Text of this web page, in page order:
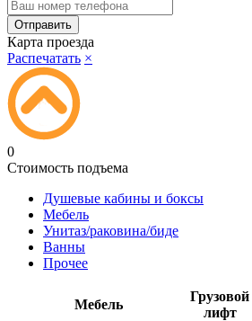
Карта проезда
Распечатать ×
0
Стоимость подъема
Душевые кабины и боксы
Мебель
Унитаз/раковина/биде
Ванны
Прочее
Мебель
Грузовой
лифт